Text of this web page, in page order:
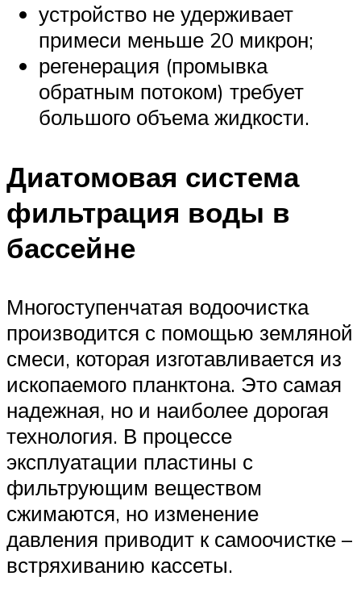
устройство не удерживает
примеси меньше 20 микрон;
регенерация (промывка
обратным потоком) требует
большого объема жидкости.
Диатомовая система
фильтрация воды в
бассейне
Многоступенчатая водоочистка
производится с помощью земляной
смеси, которая изготавливается из
ископаемого планктона. Это самая
надежная, но и наиболее дорогая
технология. В процессе
эксплуатации пластины с
фильтрующим веществом
сжимаются, но изменение
давления приводит к самоочистке –
встряхиванию кассеты.